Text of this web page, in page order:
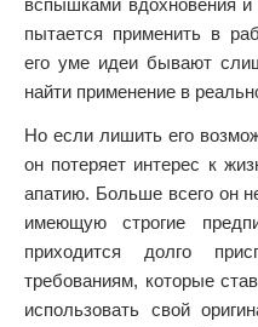
вспышками вдохновения
пытается применить в
его уме идеи бывают
найти применение в
Но если лишить его
он потеряет интерес к
апатию. Больше всего он
имеющую строгие
приходится долго
требованиям, которые
использовать свой